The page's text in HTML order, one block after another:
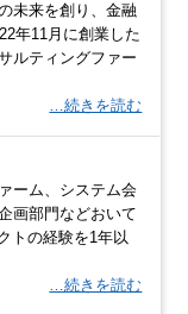
未来を創り、金融
年11月に創業した
ルティングファー
…続きを読む
ーム、システム会
画部門などおいて
トの経験を1年以
…続きを読む